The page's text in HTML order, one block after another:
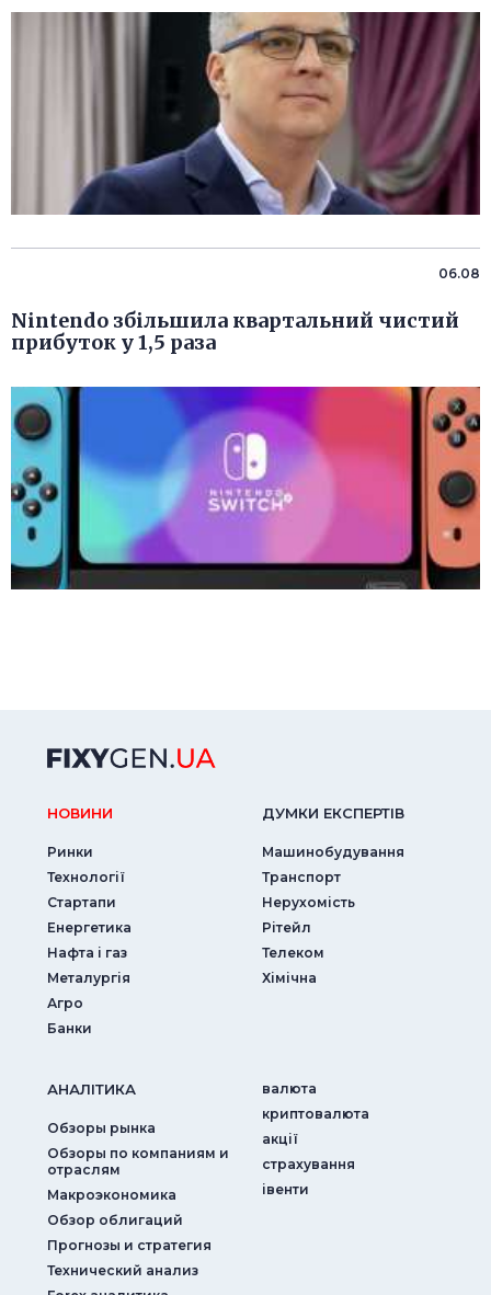
06.08
Nintendo збільшила квартальний чистий
прибуток у 1,5 раза
НОВИНИ
Ринки
Технології
Стартапи
Енергетика
Нафта і газ
Металургія
Агро
Банки
ДУМКИ ЕКСПЕРТIВ
Машинобудування
Транспорт
Нерухомість
Рітейл
Телеком
Хімічна
АНАЛIТИКА
Обзоры рынка
Обзоры по компаниям и
отраслям
Макроэкономика
Обзор облигаций
Прогнозы и стратегия
Технический анализ
валюта
криптовалюта
акції
страхування
iвенти